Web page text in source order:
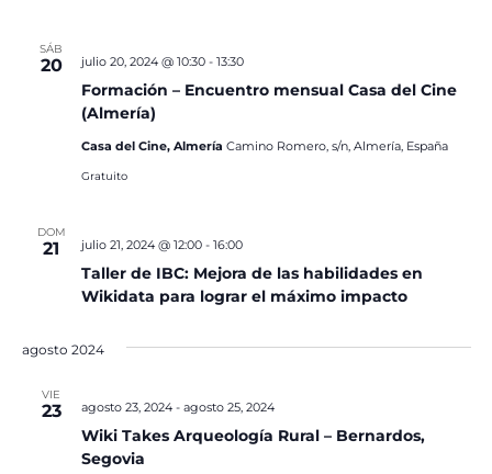
SÁB
20
Formación – Encuentro mensual Casa del Cine
(Almería)
julio 20, 2024 @ 10:30- 13:30
Casa del Cine, Almería Camino Romero, s/n, Almería, España
Gratuito
DOM
21
Taller de IBC: Mejora de las habilidades en
Wikidata para lograr el máximo impacto
julio 21, 2024 @ 12:00- 16:00
agosto 2024
VIE
23
Wiki Takes Arqueología Rural – Bernardos,
Segovia
agosto 23, 2024- agosto 25, 2024